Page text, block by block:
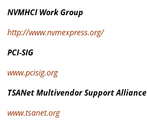
NVMHCI Work Group
http://www.nvmexpress.org/
PCI-SIG
www.pcisig.org
TSANet Multivendor Support Alliance
www.tsanet.org